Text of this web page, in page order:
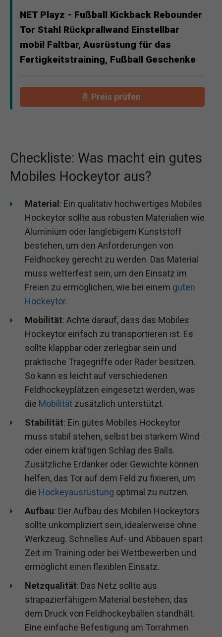
NET Playz - Fußball Kickback Rebounder
Tor Stahl Rückprallwand Einstellbar
mobil Faltbar, Ausrüstung für das
Fertigkeitstraining, Fußball Geschenke
Preis prüfen
Checkliste: Was macht ein gutes
Mobiles Hockeytor aus?
Material: Ein qualitativ hochwertiges Mobiles
Hockeytor sollte aus robusten Materialien wie
Aluminium oder langlebigem Kunststoff
bestehen, um den Anforderungen von
Feldhockey gerecht zu werden. Das Material
muss wetterfest sein, um den Einsatz im
Freien zu ermöglichen, wie bei einem guten
Hockeytor.
Mobilität: Achte darauf, dass das Mobiles
Hockeytor einfach zu transportieren ist. Es
sollte klappbar oder zerlegbar sein und
praktische Tragegriffe oder Räder besitzen.
So kann es leicht auf verschiedenen
Feldhockeyplätzen eingesetzt werden, was
die Mobilität zusätzlich unterstützt.
Stabilität: Ein gutes Mobiles Hockeytor
muss stabil stehen, selbst bei starkem Wind
oder einem kräftigen Schlag des Balls.
Zusätzliche Erdanker oder Gewichte können
helfen, das Tor auf dem Feld zu fixieren, um
die Hockeyausrüstung optimal zu nutzen.
Aufbau: Der Aufbau des Mobilen Hockeytors
sollte unkompliziert sein, idealerweise ohne
Werkzeug. Schnelles Auf- und Abbauen spart
Zeit im Training oder bei Wettbewerben und
ermöglicht einen flexiblen Einsatz.
Netzqualität: Das Netz sollte aus
strapazierfähigem Material bestehen, das
dem Druck von Feldhockeybällen standhält.
Eine einfache Befestigung am Torrahmen